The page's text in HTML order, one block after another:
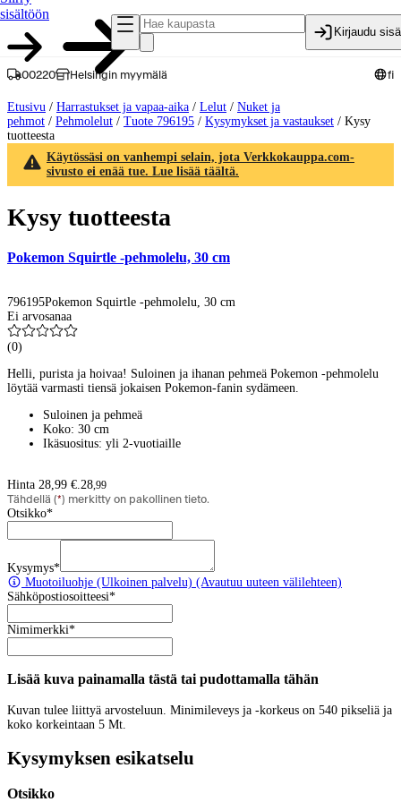
sisältöön
Kirjaudu
00220 Helsingin myymälä fi
Etusivu / Harrastukset ja vapaa-aika / Lelut / Nuket ja
pehmot / Pehmolelut / Tuote 796195 / Kysymykset ja vastaukset / Kysy
tuotteesta
Käytössäsi on vanhempi selain, jota Verkkokauppa.com-
sivusto ei enää tue. Lue lisää täältä.
Kysy tuotteesta
Pokemon Squirtle -pehmolelu, 30 cm
796195Pokemon Squirtle -pehmolelu, 30 cm
Ei arvosanaa
(0)
Helli, purista ja hoivaa! Suloinen ja ihanan pehmeä Pokemon -pehmolelu
löytää varmasti tiensä jokaisen Pokemon-fanin sydämeen.
Suloinen ja pehmeä
Koko: 30 cm
Ikäsuositus: yli 2-vuotiaille
Hinta 28,99 €. 28,99
Tähdellä (*) merkitty on pakollinen tieto.
Otsikko*
Kysymys*
Muotoiluohje (Ulkoinen palvelu) (Avautuu uuteen välilehteen)
Sähköpostiosoitteesi*
Nimimerkki*
Lisää kuva painamalla tästä tai pudottamalla tähän
Kuvan tulee liittyä arvosteluun. Minimileveys ja -korkeus on 540 pikseliä ja
koko korkeintaan 5 Mt.
Kysymyksen esikatselu
Otsikko